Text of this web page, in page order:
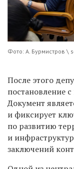
Фото: А. Бурмистров \
После этого
постановление
Документ
и фиксирует
по развитию
и
заключений